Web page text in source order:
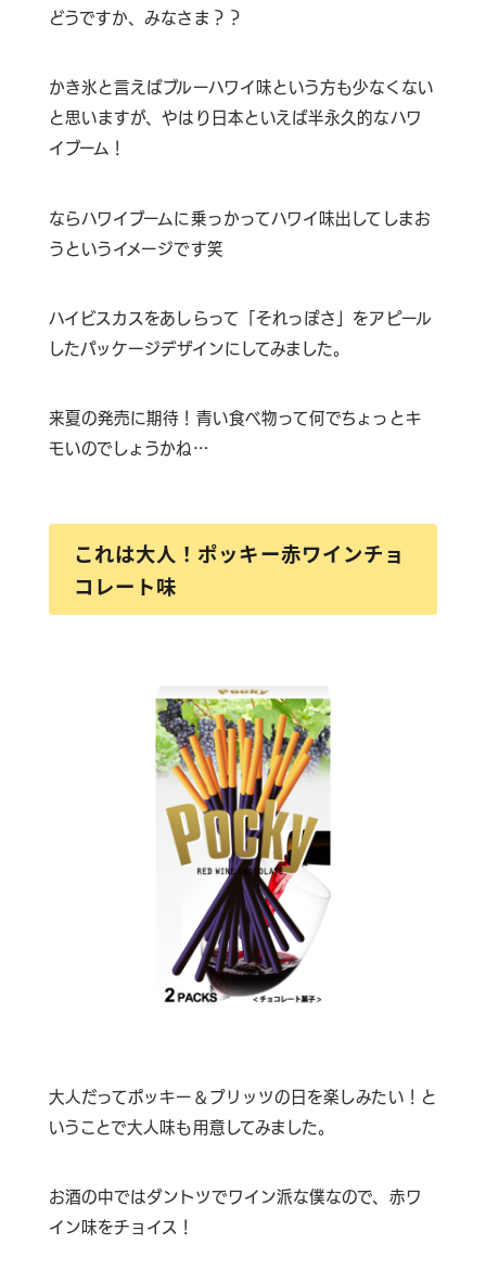
どうですか、みなさま？？
かき氷と言えばブルーハワイ味という方も少なくない
と思いますが、やはり日本といえば半永久的なハワ
イブーム！
ならハワイブームに乗っかってハワイ味出してしまお
うというイメージです笑
ハイビスカスをあしらって「それっぽさ」をアピール
したパッケージデザインにしてみました。
来夏の発売に期待！青い食べ物って何でちょっとキ
モいのでしょうかね…
これは大人！ポッキー赤ワインチョ
コレート味
大人だってポッキー＆プリッツの日を楽しみたい！と
いうことで大人味も用意してみました。
お酒の中ではダントツでワイン派な僕なので、赤ワ
イン味をチョイス！